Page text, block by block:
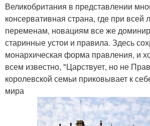
Великобритания в представлении
консервативная страна, где при всей
переменам, новациям все же
старинные устои и правила. Здесь
монархическая форма правления, и
всем известно, "Царствует, но не
королевской семьи приковывает к
мира